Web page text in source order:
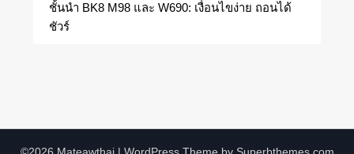
ชั้นนำ BK8 M98 และ W690: เงื่อนไขง่าย ถอนได้
ชัวร์
©2026 Mateawthai | WordPress Theme by Superbthemes.com